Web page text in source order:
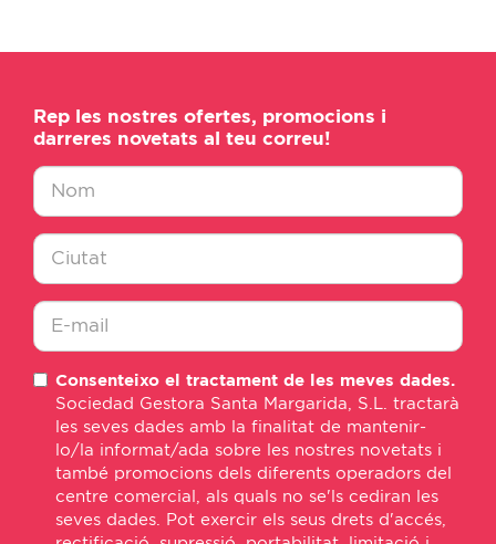
Rep les nostres ofertes, promocions i
darreres novetats al teu correu!
Nombre
Ciudad
mail
Consenteixo el tractament de les meves dades.
Sociedad Gestora Santa Margarida, S.L. tractarà
les seves dades amb la finalitat de mantenir-
lo/la informat/ada sobre les nostres novetats i
també promocions dels diferents operadors del
centre comercial, als quals no se'ls cediran les
seves dades. Pot exercir els seus drets d'accés,